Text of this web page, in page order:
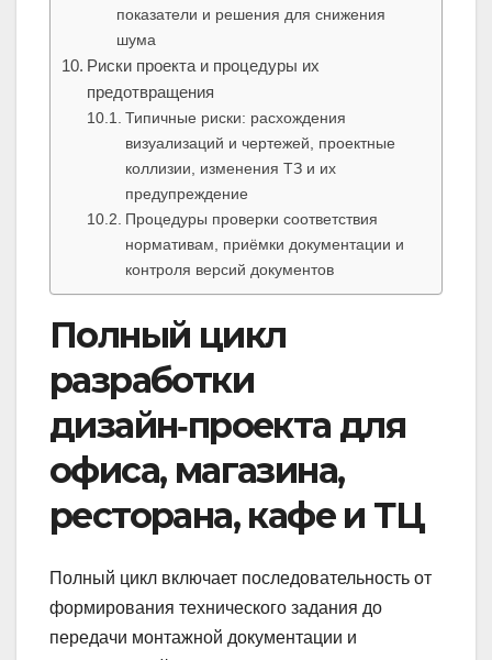
показатели и решения для снижения
шума
Риски проекта и процедуры их
предотвращения
Типичные риски: расхождения
визуализаций и чертежей, проектные
коллизии, изменения ТЗ и их
предупреждение
Процедуры проверки соответствия
нормативам, приёмки документации и
контроля версий документов
Полный цикл
разработки
дизайн‑проекта для
офиса, магазина,
ресторана, кафе и ТЦ
Полный цикл включает последовательность от
формирования технического задания до
передачи монтажной документации и